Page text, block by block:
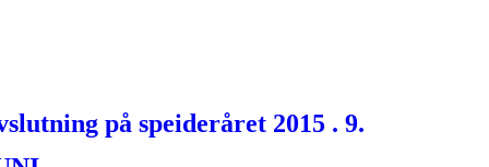
på speideråret 2015 . 9.